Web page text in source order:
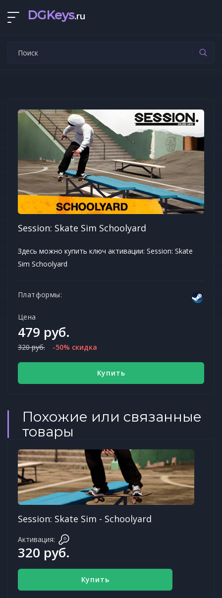
DGKeys.ru
Session: Skate Sim Schoolyard
Здесь можно купить ключ активации: Session: Skate
Sim Schoolyard
Платформы:
Цена
479 руб.
320 руб. -50% скидка
Купить
Похожие или связанные
товары
Session: Skate Sim - Schoolyard
Активация:
320 руб.
Купить